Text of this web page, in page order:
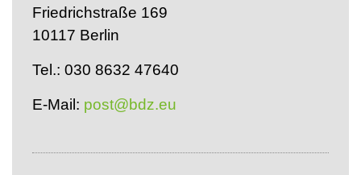
Friedrichstraße 169
10117 Berlin
Tel.: 030 8632 47640
E-Mail: post@bdz.eu